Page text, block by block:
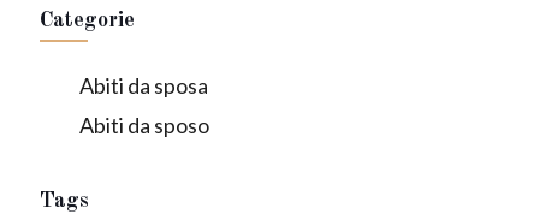
Categorie
Abiti da sposa
Abiti da sposo
Tags